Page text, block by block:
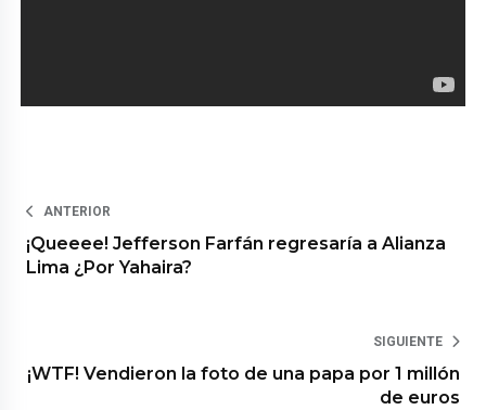
ANTERIOR
¡Queeee! Jefferson Farfán regresaría a Alianza
Lima ¿Por Yahaira?
SIGUIENTE
¡WTF! Vendieron la foto de una papa por 1 millón
de euros